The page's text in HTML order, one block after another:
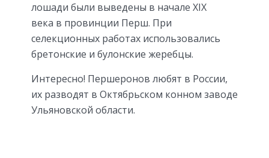
лошади были выведены в начале XIX
века в провинции Перш. При
селекционных работах использовались
бретонские и булонские жеребцы.
Интересно! Першеронов любят в России,
их разводят в Октябрьском конном заводе
Ульяновской области.